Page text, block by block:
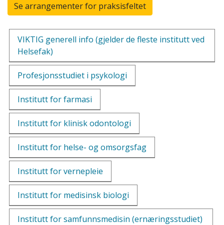
Se arrangementer for praksisfeltet
VIKTIG generell info (gjelder de fleste institutt ved
Helsefak)
Profesjonsstudiet i psykologi
Institutt for farmasi
Institutt for klinisk odontologi
Institutt for helse- og omsorgsfag
Institutt for vernepleie
Institutt for medisinsk biologi
Institutt for samfunnsmedisin (ernæringsstudiet)